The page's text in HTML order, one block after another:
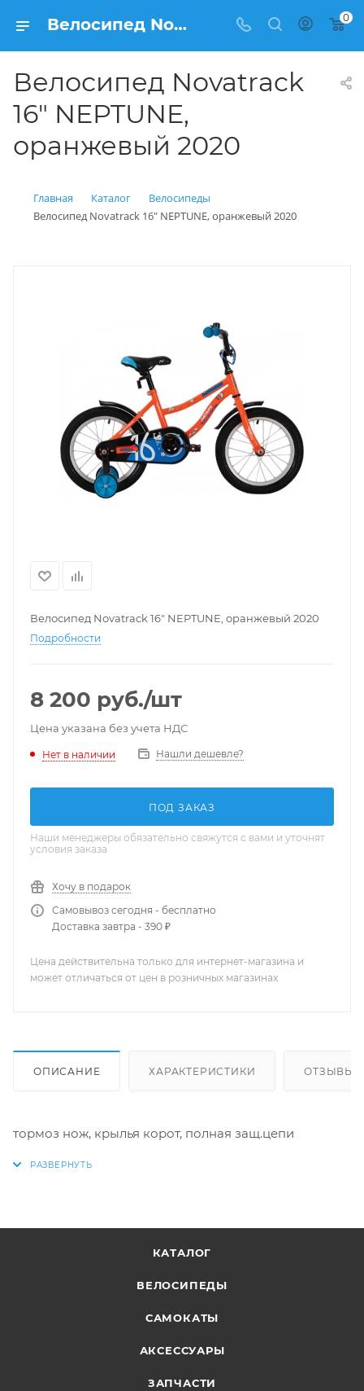
Велосипед Novatrack 16" NEPTUNE, оранжевый 2020 купить: цена 8 200 рублей в Балашихе | Интернет магазин Вело150 0
Велосипед Novatrack
16" NEPTUNE,
оранжевый 2020
Главная Каталог
Велосипеды
Велосипед Novatrack 16" NEPTUNE, оранжевый 2020
Велосипед Novatrack 16" NEPTUNE, оранжевый 2020
Подробности
8 200 руб./шт
Цена указана без учета НДС
Нет в наличии Нашли дешевле?
ПОД ЗАКАЗ
Наши менеджеры обязательно свяжутся с вами и уточнят
условия заказа
Хочу в подарок
Самовывоз сегодня - бесплатно
Доставка завтра - 390 ₽
Цена действительна только для интернет-магазина и
может отличаться от цен в розничных магазинах
ОПИСАНИЕ ХАРАКТЕРИСТИКИ ОТЗЫВЫ
тормоз нож, крылья корот, полная защ.цепи
КАТАЛОГ
ВЕЛОСИПЕДЫ
САМОКАТЫ
АКСЕССУАРЫ
ЗАПЧАСТИ